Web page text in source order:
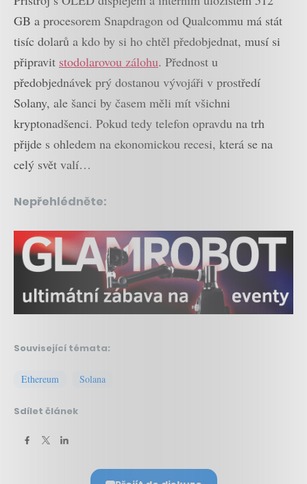
GB a procesorem Snapdragon od Qualcommu má stát
tisíc dolarů a kdo by si ho chtěl předobjednat, musí si
připravit stodolarovou zálohu. Přednost u
předobjednávek prý dostanou vývojáři v prostředí
Solany, ale šanci by časem měli mít všichni
kryptonadšenci. Pokud tedy telefon opravdu na trh
přijde s ohledem na ekonomickou recesi, která se na
celý svět valí…
Nepřehlédněte:
Související témata:
Ethereum Solana
Sdílet článek